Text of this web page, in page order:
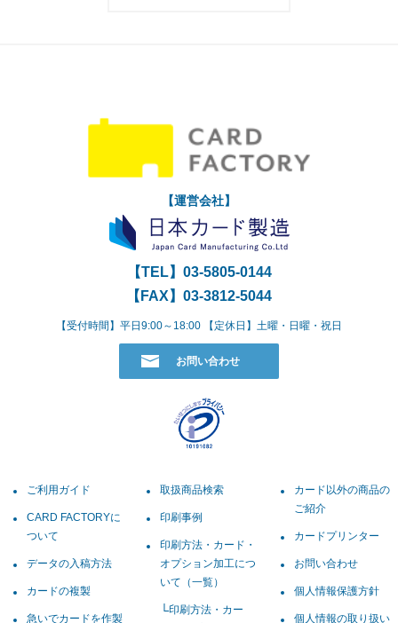
【運営会社】
【TEL】 03-5805-0144
【FAX】03-3812-5044
【受付時間】平日9:00～18:00 【定休日】土曜・日曜・祝日
お問い合わせ
ご利用ガイド
CARD FACTORYに
ついて
データの入稿方法
カードの複製
急いでカードを作製
取扱商品検索
印刷事例
印刷方法・カード・
オプション加工につ
いて（一覧）
印刷方法・カー
カード以外の商品の
ご紹介
カードプリンター
お問い合わせ
個人情報保護方針
個人情報の取り扱い